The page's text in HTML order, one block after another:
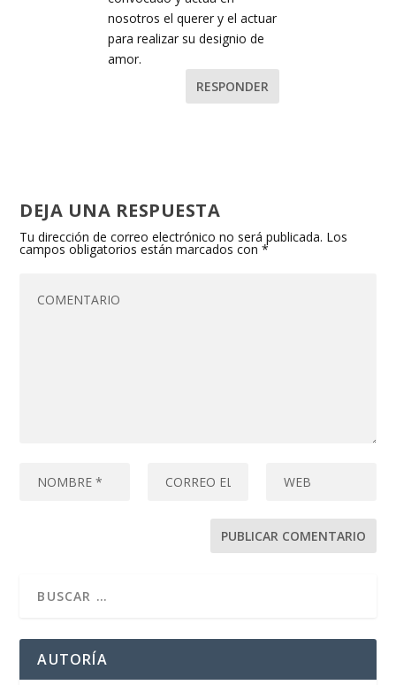
nosotros el querer y el actuar
para realizar su designio de
amor.
RESPONDER
DEJA UNA RESPUESTA
Tu dirección de correo electrónico no será publicada. Los
campos obligatorios están marcados con*
AUTORÍA